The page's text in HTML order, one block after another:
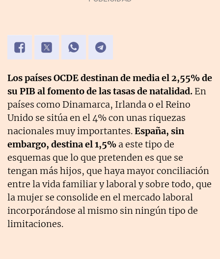
Los países OCDE destinan de media el 2,55% de
su PIB al fomento de las tasas de natalidad. En
países como Dinamarca, Irlanda o el Reino
Unido se sitúa en el 4% con unas riquezas
nacionales muy importantes.España, sin
embargo, destina el 1,5% a este tipo de
esquemas que lo que pretenden es que se
tengan más hijos, que haya mayor conciliación
entre la vida familiar y laboral y sobre todo, que
la mujer se consolide en el mercado laboral
incorporándose al mismo sin ningún tipo de
limitaciones.